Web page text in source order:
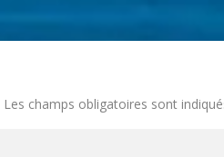
Les champs obligatoires sont